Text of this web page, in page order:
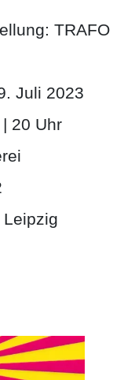
TRAFO
Juli 2023
20 Uhr